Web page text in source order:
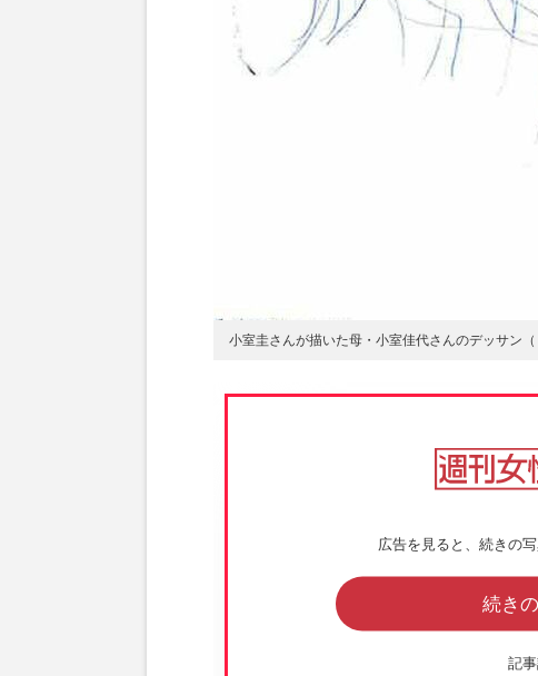
小室圭さんが描いた母・小室佳代さんのデッサン（
広告を見ると、続きの
続き
記